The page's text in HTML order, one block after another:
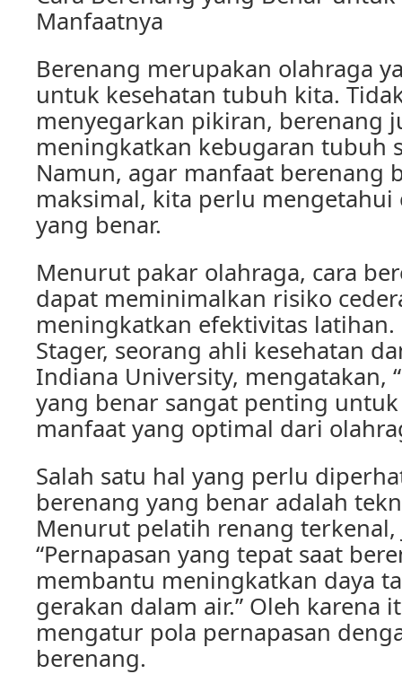
Manfaatnya
Berenang merupakan olahraga
untuk kesehatan tubuh kita.
menyegarkan pikiran, berenang
meningkatkan kebugaran tubuh
Namun, agar manfaat berenang
maksimal, kita perlu mengetahui
yang benar.
Menurut pakar olahraga, cara
dapat meminimalkan risiko
meningkatkan efektivitas latihan.
Stager, seorang ahli kesehatan
Indiana University, mengatakan,
yang benar sangat penting
manfaat yang optimal dari
Salah satu hal yang perlu
berenang yang benar adalah
Menurut pelatih renang terkenal,
“Pernapasan yang tepat saat
membantu meningkatkan daya
gerakan dalam air.” Oleh karena
mengatur pola pernapasan
berenang.